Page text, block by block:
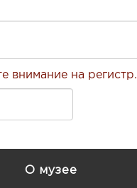
внимание на регистр.
О музее